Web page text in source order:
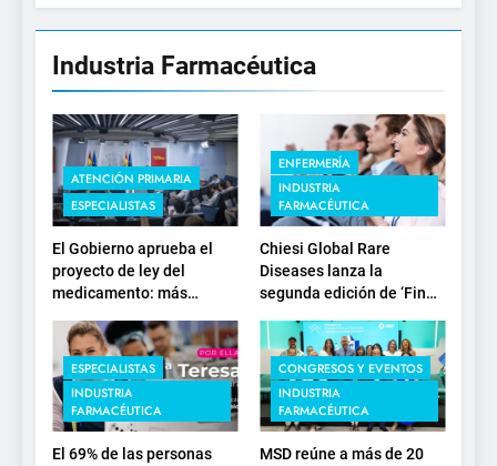
Industria Farmacéutica
ATENCIÓN PRIMARIA
ESPECIALISTAS
El Gobierno aprueba el
proyecto de ley del
medicamento: más
estratégica y
modernización para el
SNS
ENFERMERÍA
INDUSTRIA
FARMACÉUTICA
Chiesi Global Rare
Diseases lanza la
segunda edición de ‘Find
investigación en
enfermedades de
depósito lisosomal
ESPECIALISTAS
INDUSTRIA
FARMACÉUTICA
El 69% de las personas
CONGRESOS Y EVENTOS
INDUSTRIA
FARMACÉUTICA
MSD reúne a más de 20